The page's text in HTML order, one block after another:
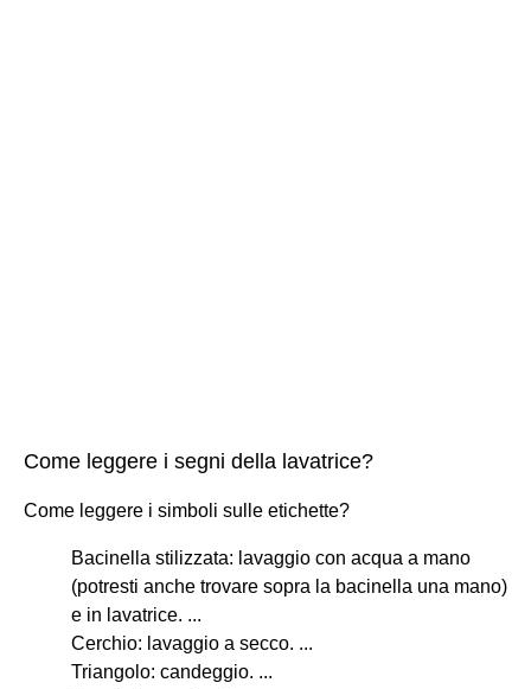
Come leggere i segni della lavatrice?
Come leggere i simboli sulle etichette?
Bacinella stilizzata: lavaggio con acqua a mano
(potresti anche trovare sopra la bacinella una mano)
e in lavatrice. ...
Cerchio: lavaggio a secco. ...
Triangolo: candeggio. ...